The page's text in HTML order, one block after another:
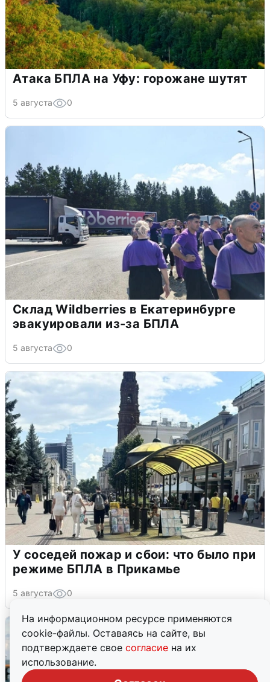
На информационном ресурсе применяются
cookie-файлы. Оставаясь на сайте, вы
подтверждаете свое согласие на их
использование.
Атака БПЛА на Уфу: горожане шутят
5 августа 0
Склад Wildberries в Екатеринбурге
эвакуировали из-за БПЛА
5 августа 0
У соседей пожар и сбои: что было при
режиме БПЛА в Прикамье
5 августа 0